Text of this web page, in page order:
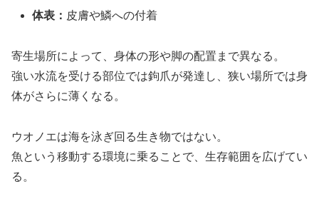
体表： 皮膚や鱗への付着
寄生場所によって、身体の形や脚の配置まで異なる。
強い水流を受ける部位では鉤爪が発達し、狭い場所では身
体がさらに薄くなる。
ウオノエは海を泳ぎ回る生き物ではない。
魚という移動する環境に乗ることで、生存範囲を広げてい
る。